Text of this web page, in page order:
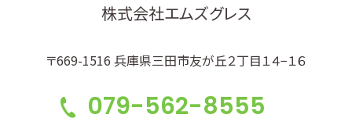
株式会社エムズグレス
〒669-1516 兵庫県三田市友が丘２丁目１４−１６
079-562-8555